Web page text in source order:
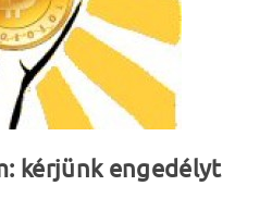
kérjünk engedélyt